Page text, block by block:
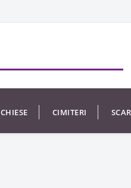
CHIESE CIMITERI